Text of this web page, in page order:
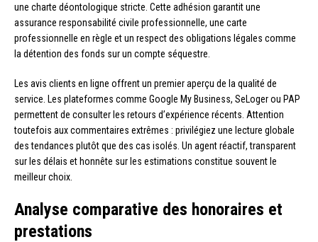
une charte déontologique stricte. Cette adhésion garantit une
assurance responsabilité civile professionnelle, une carte
professionnelle en règle et un respect des obligations légales comme
la détention des fonds sur un compte séquestre.
Les avis clients en ligne offrent un premier aperçu de la qualité de
service. Les plateformes comme Google My Business, SeLoger ou PAP
permettent de consulter les retours d’expérience récents. Attention
toutefois aux commentaires extrêmes : privilégiez une lecture globale
des tendances plutôt que des cas isolés. Un agent réactif, transparent
sur les délais et honnête sur les estimations constitue souvent le
meilleur choix.
Analyse comparative des honoraires et
prestations